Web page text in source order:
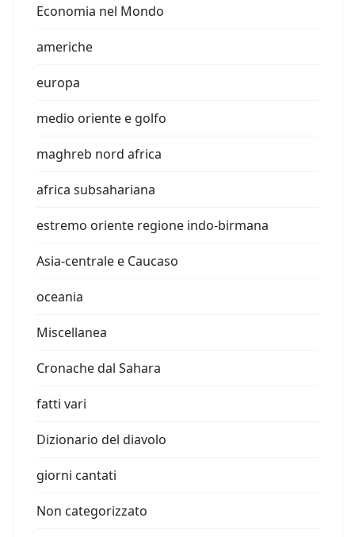
Economia nel Mondo
americhe
europa
medio oriente e golfo
maghreb nord africa
africa subsahariana
estremo oriente regione indo-birmana
Asia-centrale e Caucaso
oceania
Miscellanea
Cronache dal Sahara
fatti vari
Dizionario del diavolo
giorni cantati
Non categorizzato